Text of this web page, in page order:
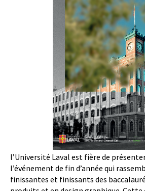
l’Université Laval est fière de
l’événement de fin d’année qui
finissantes et finissants des